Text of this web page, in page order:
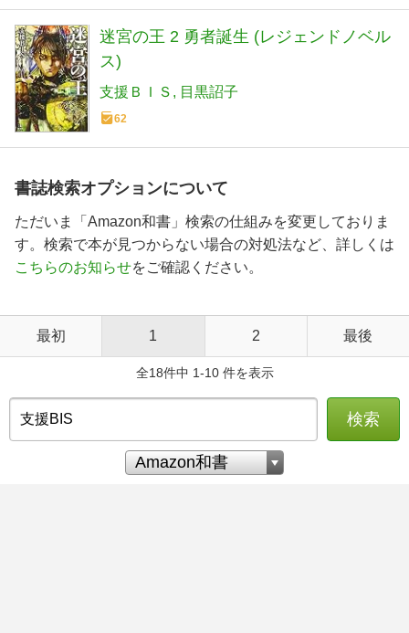
迷宮の王 2 勇者誕生 (レジェンドノベル
ス)
支援ＢＩＳ 目黒詔子
62
書誌検索オプションについて
ただいま「Amazon和書」検索の仕組みを変更しておりま
す。検索で本が見つからない場合の対処法など、詳しくは
こちらのお知らせをご確認ください。
最初 1 2 最後
全18件中 1-10 件を表示
検索